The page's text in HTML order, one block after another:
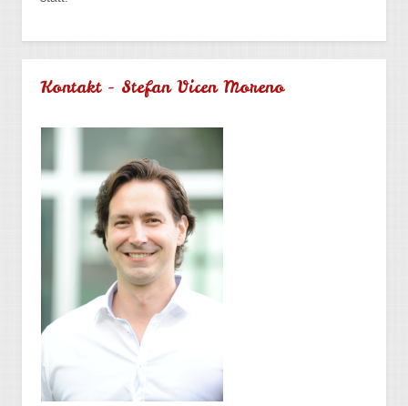
Kontakt - Stefan Vicen Moreno